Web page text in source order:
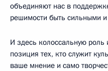
объединяют нас в
решимости быть сильными
И здесь колоссальную роль
позиция тех, кто служит
ваше мнение и само